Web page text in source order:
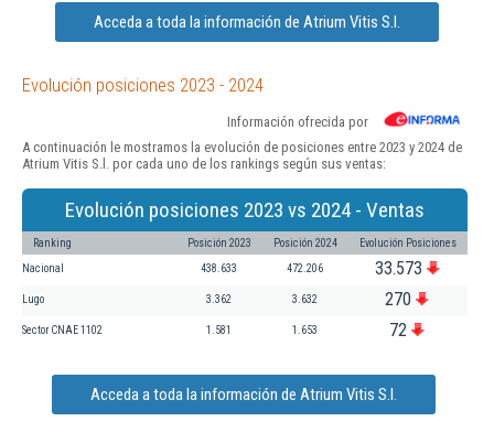
Acceda a toda la información de Atrium Vitis S.l.
Evolución posiciones 2023 - 2024
Información ofrecida por
A continuación le mostramos la evolución de posiciones entre 2023 y 2024 de
Atrium Vitis S.l. por cada uno de los rankings según sus ventas:
Evolución posiciones 2023 vs 2024 - Ventas
Ranking Posición 2023 Posición 2024 Evolución Posiciones
Nacional 438.633 472.206 33.573
Lugo 3.362 3.632 270
Sector CNAE 1102 1.581 1.653 72
Acceda a toda la información de Atrium Vitis S.l.